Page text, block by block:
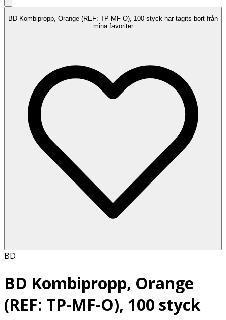
BD Kombipropp, Orange (REF: TP-MF-O), 100 styck har tagits bort från
mina favoriter
BD
BD Kombipropp, Orange
(REF: TP-MF-O), 100 styck